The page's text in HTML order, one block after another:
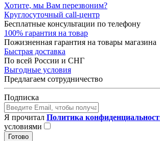
Хотите, мы Вам перезвоним?
Круглосуточный call-центр
Бесплатные консультации по телефону
100% гарантия на товар
Пожизненная гарантия на товары магазина
Быстрая доставка
По всей России и СНГ
Выгодные условия
Предлагаем сотрудничество
Подписка
Я прочитал Политика
условиями
Готово